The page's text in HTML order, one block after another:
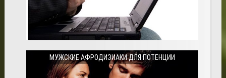
МУЖСКИЕ АФРОДИЗИАКИ ДЛЯ ПОТЕНЦИИ